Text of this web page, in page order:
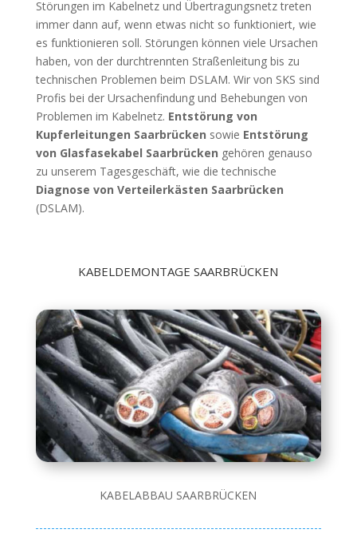
Störungen im Kabelnetz und Übertragungsnetz treten
immer dann auf, wenn etwas nicht so funktioniert, wie
es funktionieren soll. Störungen können viele Ursachen
haben, von der durchtrennten Straßenleitung bis zu
technischen Problemen beim DSLAM. Wir von SKS sind
Profis bei der Ursachenfindung und Behebungen von
Problemen im Kabelnetz. Entstörung von
Kupferleitungen Saarbrücken sowie Entstörung
von Glasfasekabel Saarbrücken gehören genauso
zu unserem Tagesgeschäft, wie die technische
Diagnose von Verteilerkästen Saarbrücken
(DSLAM).
KABELDEMONTAGE SAARBRÜCKEN
KABELABBAU SAARBRÜCKEN